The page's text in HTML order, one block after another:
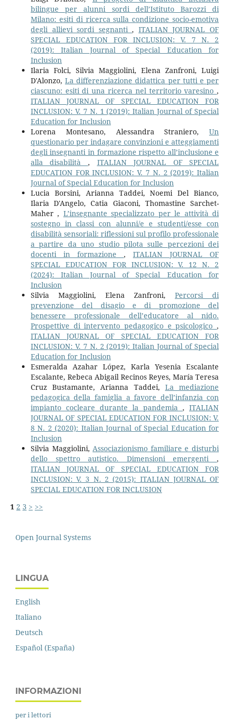
bilingue per alunni sordi dell’Istituto Barozzi di
Milano: esiti di ricerca sulla condizione socio-emotiva
degli allievi sordi segnanti, ITALIAN JOURNAL OF
SPECIAL EDUCATION FOR INCLUSION: V. 7 N. 2
(2019): Italian Journal of Special Education for
Inclusion
Ilaria Folci, Silvia Maggiolini, Elena Zanfroni, Luigi
D'Alonzo,La differenziazione didattica per tutti e per
ciascuno: esiti di una ricerca nel territorio varesino,
ITALIAN JOURNAL OF SPECIAL EDUCATION FOR
INCLUSION: V. 7 N. 1 (2019): Italian Journal of Special
Education for Inclusion
Lorena Montesano, Alessandra Straniero,Un
questionario per indagare convinzioni e atteggiamenti
degli insegnanti in formazione rispetto all’inclusione e
alla disabilità , ITALIAN JOURNAL OF SPECIAL
EDUCATION FOR INCLUSION: V. 7 N. 2 (2019): Italian
Journal of Special Education for Inclusion
Lucia Borsini, Arianna Taddei, Noemi Del Bianco,
Ilaria D'Angelo, Catia Giaconi, Thomastine Sarchet-
Maher , L’insegnante specializzato per le attività di
sostegno in classi con alunni/e e studenti/esse con
disabilità sensoriali: riflessioni sul profilo professionale
a partire da uno studio pilota sulle percezioni dei
docenti in formazione ,ITALIAN JOURNAL OF
SPECIAL EDUCATION FOR INCLUSION: V. 12 N. 2
(2024): Italian Journal of Special Education for
Inclusion
Silvia Maggiolini, Elena Zanfroni,Percorsi di
prevenzione del disagio e di promozione del
benessere professionale dell’educatore al nido.
Prospettive di intervento pedagogico e psicologico,
ITALIAN JOURNAL OF SPECIAL EDUCATION FOR
INCLUSION: V. 7 N. 2 (2019): Italian Journal of Special
Education for Inclusion
Esmeralda Azahar López, Karla Yesenia Escalante
Escalante, Rebeca Abigail Recinos Reyes, María Teresa
Cruz Bustamante, Arianna Taddei, La mediazione
pedagogica della famiglia a favore dell’infanzia con
impianto cocleare durante la pandemia,ITALIAN
JOURNAL OF SPECIAL EDUCATION FOR INCLUSION: V.
8 N. 2 (2020): Italian Journal of Special Education for
Inclusion
Silvia Maggiolini,Associazionismo familiare e disturbi
dello spettro autistico. Dimensioni emergenti,
ITALIAN JOURNAL OF SPECIAL EDUCATION FOR
INCLUSION: V. 3 N. 2 (2015): ITALIAN JOURNAL OF
SPECIAL EDUCATION FOR INCLUSION
1 2 3 > >>
Open Journal Systems
LINGUA
English
Italiano
Deutsch
Español (España)
INFORMAZIONI
per i lettori